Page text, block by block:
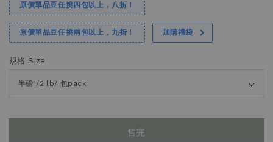
原價單品豆任挑四包以上，八折！
原價單品豆任挑兩包以上，九折！ 加購禮袋
規格 Size
售完